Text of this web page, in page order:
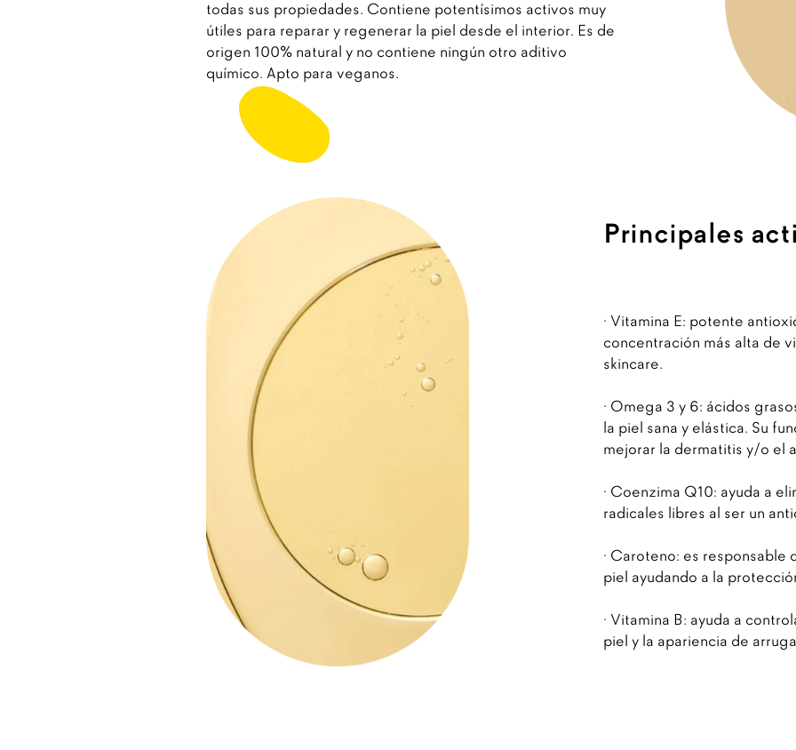
todas sus propiedades. Contiene potentísimos activos muy
útiles para reparar y regenerar la piel desde el interior. Es de
origen 100% natural y no contiene ningún otro aditivo
químico. Apto para veganos.
Principales
· Vitamina E: potente
concentración más alta de
skincare.
· Omega 3 y 6: ácidos
la piel sana y elástica. Su
mejorar la dermatitis y/o el
· Coenzima Q10: ayuda a
radicales libres al ser un
· Caroteno: es responsable
piel ayudando a la
· Vitamina B: ayuda a
piel y la apariencia de